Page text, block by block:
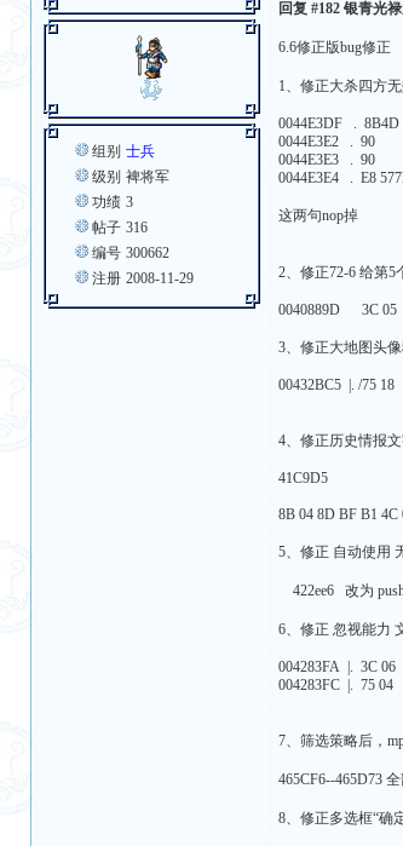
组别 士兵
级别 裨将军
功绩 3
帖子 316
编号 300662
注册 2008-11-29
回复 #182 银青光
6.6修正版bug修正
1、修正大杀四方
0044E3DF .
0044E3E2 .
0044E3E3 .
0044E3E4 . E8
这两句nop掉
2、修正72-6 给第
0040889D 3C
3、修正大地图头
00432BC5 |. /75
4、修正历史情报
41C9D5
8B 04 8D BF B1 4C
5、修正 自动使用
422ee6 改为
6、修正 忽视能力
004283FA |. 3C
004283FC |. 75
7、筛选策略后，
465CF6--465D73
8、修正多选框“确